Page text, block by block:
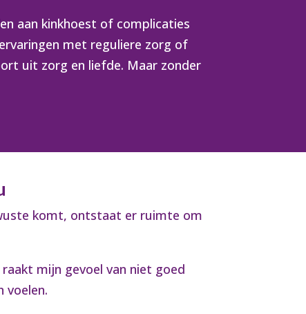
aan kinkhoest of complicaties
met reguliere zorg of
uit zorg en liefde. Maar zonder
komt, ontstaat er ruimte om
mijn gevoel van niet goed
voelen.